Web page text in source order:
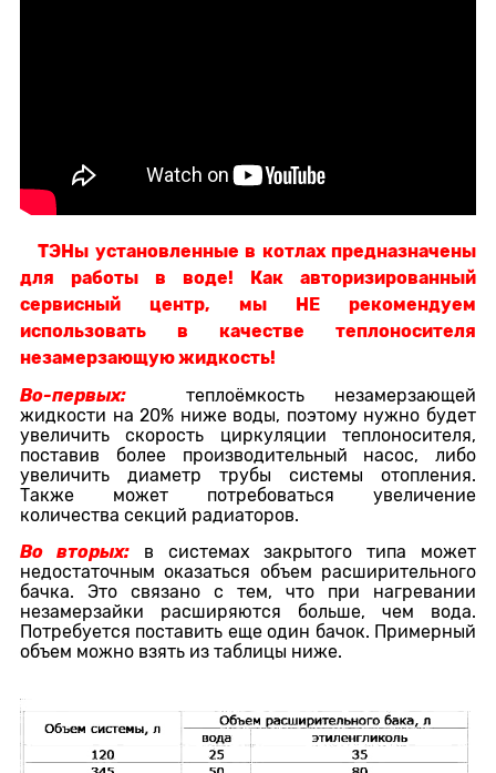
ТЭНы установленные в котлах предназначены
для работы в воде! Как авторизированный
сервисный центр, мы НЕ рекомендуем
использовать в качестве теплоносителя
незамерзающую жидкость!
Во-первых:
теплоёмкость незамерзающей
жидкости на 20% ниже воды, поэтому нужно будет
увеличить скорость циркуляции теплоносителя,
поставив более производительный насос, либо
увеличить диаметр трубы системы отопления.
Также может потребоваться увеличение
количества секций радиаторов.
Во вторых:
в системах закрытого типа может
недостаточным оказаться объем расширительного
бачка. Это связано с тем, что при нагревании
незамерзайки расширяются больше, чем вода.
Потребуется поставить еще один бачок. Примерный
объем можно взять из таблицы ниже.